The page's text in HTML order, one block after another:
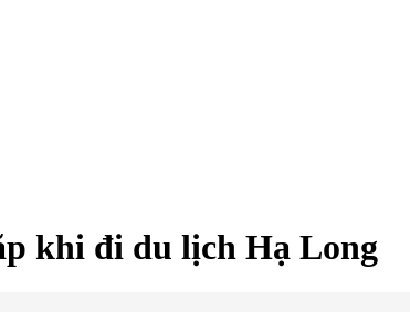
khi đi du lịch Hạ Long